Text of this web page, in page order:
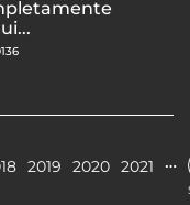
2019 2020 2021 …